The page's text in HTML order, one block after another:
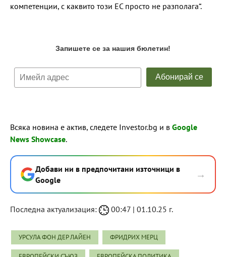
компетенции, с каквито този ЕС просто не разполага“.
Всяка новина е актив, следете Investor.bg и в Google
News Showcase.
Добави ни в предпочитани източници в
Google
→
Последна актуализация: 00:47 | 01.10.25 г.
УРСУЛА ФОН ДЕР ЛАЙЕН ФРИДРИХ МЕРЦ